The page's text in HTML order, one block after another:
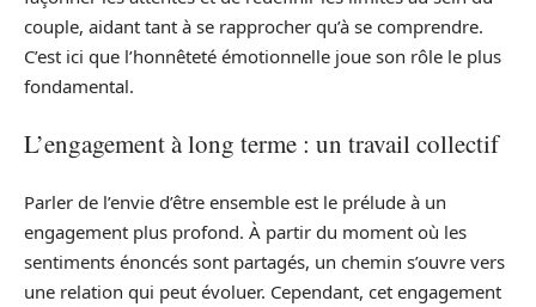
couple, aidant tant à se rapprocher qu’à se comprendre.
C’est ici que l’honnêteté émotionnelle joue son rôle le plus
fondamental.
L’engagement à long terme : un travail collectif
Parler de l’envie d’être ensemble est le prélude à un
engagement plus profond. À partir du moment où les
sentiments énoncés sont partagés, un chemin s’ouvre vers
une relation qui peut évoluer. Cependant, cet engagement